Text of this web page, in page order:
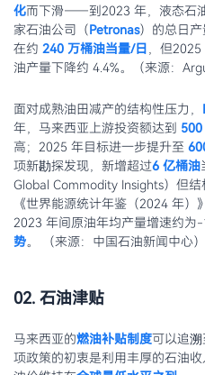
化而下滑——到2023 年，液态石
家石油公司（Petronas）的总日
在约 240 万桶油当量/日 ，但
油产量下降约 4.4%。（来源：
面对成熟油田减产的结构性压力，
年，马来西亚上游投资额达到
高；2025 年目标进一步提升至
项新勘探发现，新增超过6 亿桶油
Global Commodity Insights）但结
《世界能源统计年鉴（2024 年
2023 年间原油年均产量增速约为
势。 （来源：中国石油新闻中心）
02. 石油津贴
马来西亚的燃油补贴制度可以追
项政策的初衷是利用丰厚的石油